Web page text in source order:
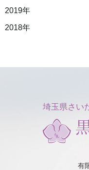
2019年
2018年
埼玉県さい
有